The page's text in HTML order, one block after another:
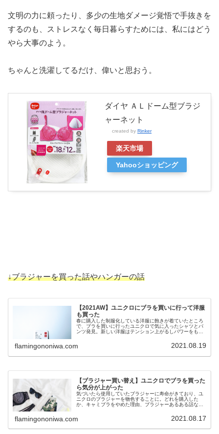
文明の力に頼ったり、多少の生地ダメージ覚悟で手抜きを
するのも、ストレスなく毎日暮らすためには、私にはどう
やら大事のよう。
ちゃんと洗濯してるだけ、偉いと思おう。
ダイヤ ＡＬドーム型ブラジ
ャーネット
created by Rinker
楽天市場
Yahooショッピング
↓ブラジャーを買った話やハンガーの話
【2021AW】ユニクロにブラを買いに行って洋服
も買った
春に購入した制服化している洋服に飽きが着ていたところ
で、ブラを買いに行ったユニクロで気に入ったシャツとパ
ンツ発見。新しい洋服はテンション上がるしパワーをもら
flamingononiwa.com 2021.08.19
【ブラジャー買い替え】ユニクロでブラを買った
ら気分が上がった
気づいたら使用していたブラジャーに寿命がきており、ユ
ニクロのブラジャーを物色することに。どれを購入した
か、キャミブラをやめた理由、ブラジャーあるある話な
flamingononiwa.com 2021.08.17